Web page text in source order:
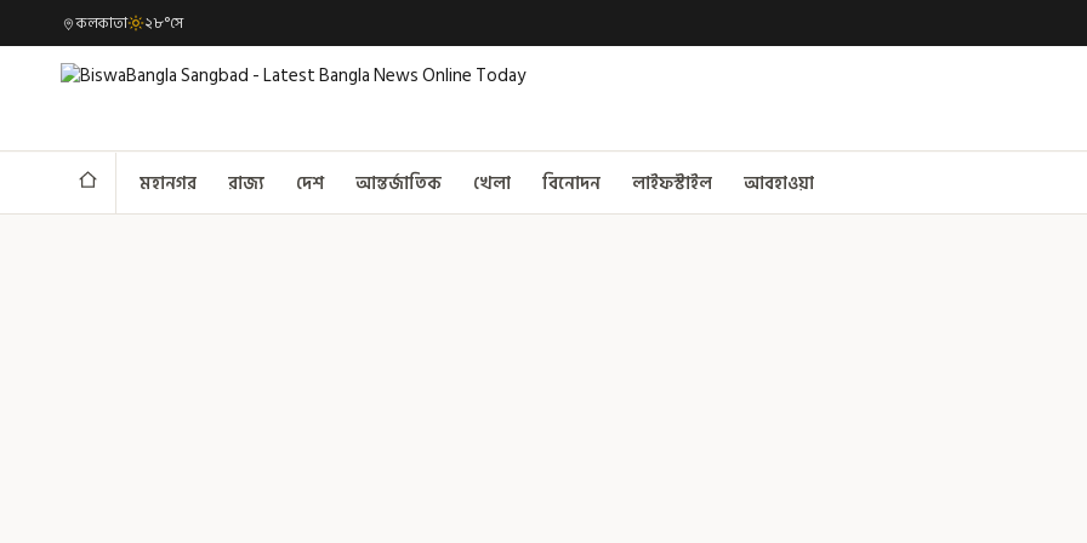
কলকাতা ২৮°সে
মহানগর রাজ্য দেশ আন্তর্জাতিক খেলা বিনোদন লাইফস্টাইল আবহাওয়া